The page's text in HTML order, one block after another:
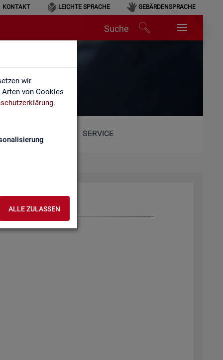
wir
von Cookies
.
ALLE ZULASSEN
KONTAKT LEICHTE SPRACHE GEBÄRDENSPRACHE
Suche
SERVICE